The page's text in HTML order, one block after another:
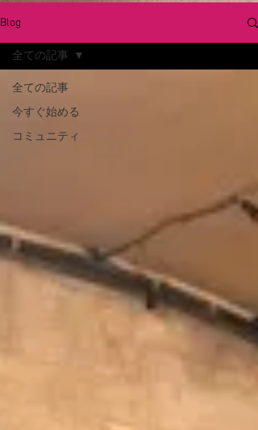
Blog
全ての記事
今すぐ始める
コミュニティ
全ての記事